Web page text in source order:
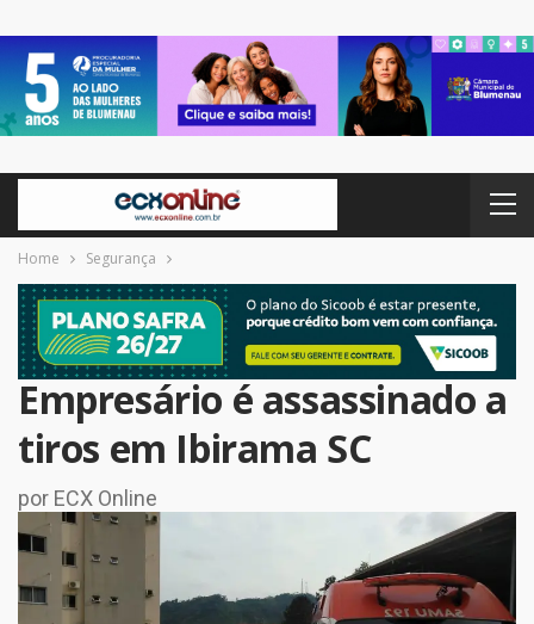
Home Segurança
Empresário é assassinado a
tiros em Ibirama SC
por ECX Online